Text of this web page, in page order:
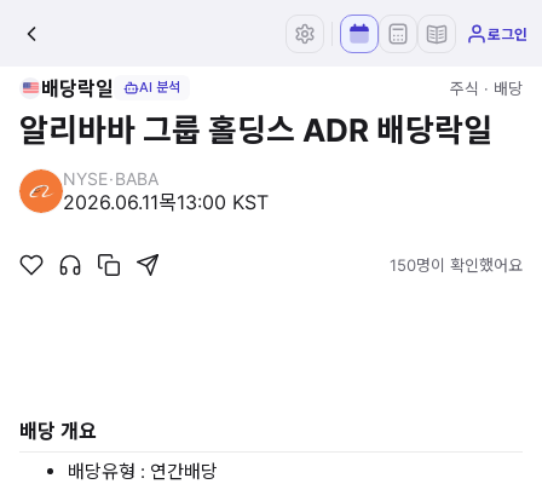
로그인
배당락일 AI 분석 주식 · 배당
알리바바 그룹 홀딩스 ADR 배당락일
NYSE·BABA
2026.06.11목13:00 KST
150명이 확인했어요
배당 개요
배당유형 : 연간배당